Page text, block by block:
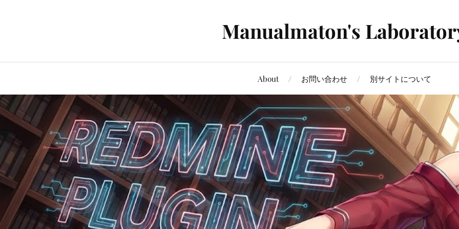
Manualmaton's
About お問い合わせ 別サイトについて